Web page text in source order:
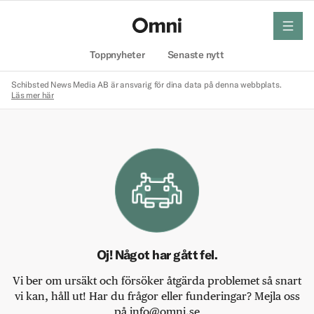
Toppnyheter Senaste nytt
meny
Schibsted News Media AB är ansvarig för dina data på denna webbplats.
Läs mer här
Oj! Något har gått fel.
Vi ber om ursäkt och försöker åtgärda problemet så snart
vi kan, håll ut! Har du frågor eller funderingar? Mejla oss